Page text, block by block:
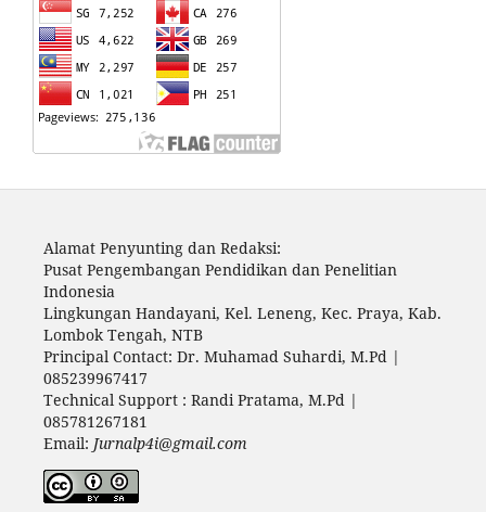
Alamat Penyunting dan Redaksi:
Pusat Pengembangan Pendidikan dan Penelitian
Indonesia
Lingkungan Handayani, Kel. Leneng, Kec. Praya, Kab.
Lombok Tengah, NTB
Principal Contact: Dr. Muhamad Suhardi, M.Pd |
085239967417
Technical Support : Randi Pratama, M.Pd |
085781267181
Email: Jurnalp4i@gmail.com